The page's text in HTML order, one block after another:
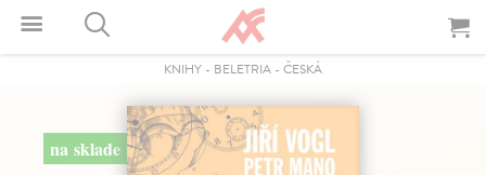
KNIHY - BELETRIA - ČESKÁ
na sklade